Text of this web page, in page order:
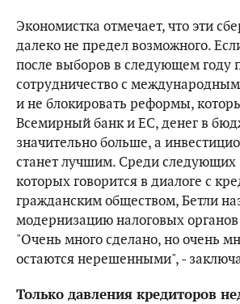
Экономистка отмечает, что эти
далеко не предел возможного.
после выборов в следующем году
сотрудничество с
и не блокировать реформы,
Всемирный банк и ЕС, денег в
значительно больше, а
станет лучшим. Среди следующих
которых говорится в диалоге с
гражданским обществом, Бетли
модернизацию налоговых
"Очень много сделано, но очень
остаются нерешенными", -
Только давления кредиторов